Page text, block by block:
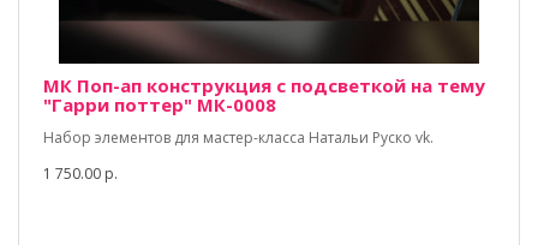
МК Поп-ап конструкция с подсветкой на тему
"Гарри поттер" МК-0008
Набор элементов для мастер-класса Натальи Руско vk.
1 750.00 р.